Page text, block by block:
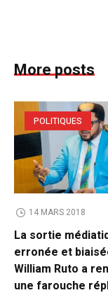
More posts
POLITIQUES
14 MARS 2018
La sortie
erronée et
William Ruto a
une farouche